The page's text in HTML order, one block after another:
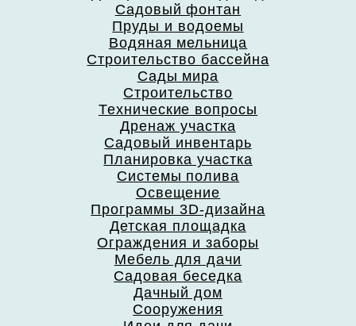
Садовый фонтан
Пруды и водоемы
Водяная мельница
Строительство бассейна
Сады мира
Строительство
Технические вопросы
Дренаж участка
Садовый инвентарь
Планировка участка
Системы полива
Освещение
Программы 3D-дизайна
Детская площадка
Ограждения и заборы
Мебель для дачи
Садовая беседка
Дачный дом
Сооружения